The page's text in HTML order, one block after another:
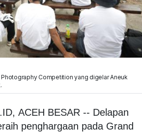
Competition yang digelar Aneuk
ACEH BESAR -- Delapan
penghargaan pada Grand